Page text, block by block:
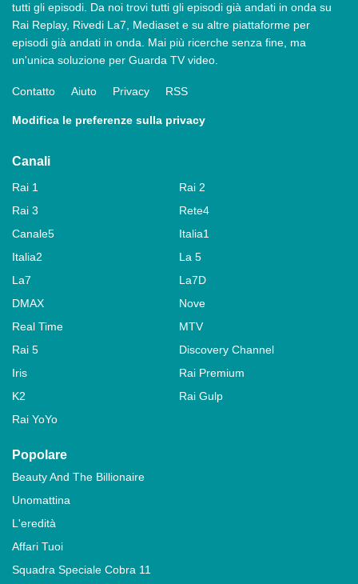
tutti gli episodi. Da noi trovi tutti gli episodi già andati in onda su
Rai Replay, Rivedi La7, Mediaset e su altre piattaforme per
episodi già andati in onda. Mai più ricerche senza fine, ma
un'unica soluzione per Guarda TV video.
Contatto Aiuto Privacy RSS
Modifica le preferenze sulla privacy
Canali
Rai 1
Rai 2
Rai 3
Rete4
Canale5
Italia1
Italia2
La 5
La7
La7D
DMAX
Nove
Real Time
MTV
Rai 5
Discovery Channel
Iris
Rai Premium
K2
Rai Gulp
Rai YoYo
Popolare
Beauty And The Billionaire
Unomattina
L'eredità
Affari Tuoi
Squadra Speciale Cobra 11